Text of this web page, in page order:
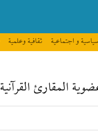
سیاسیة و اجتماعیة ثقافیة وعلمیة
المقارئ القرآنية